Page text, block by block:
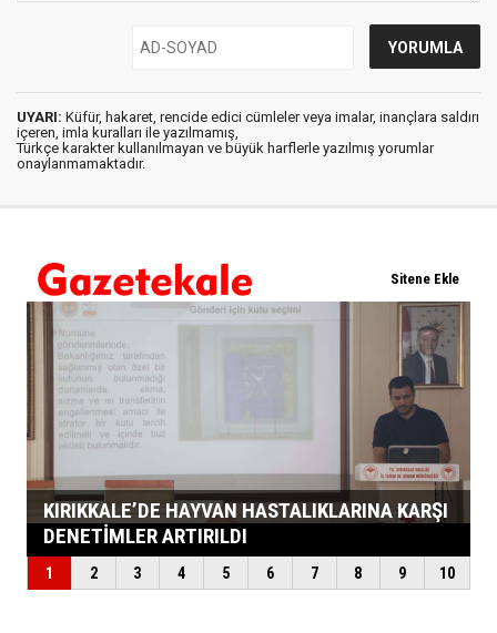
UYARI: Küfür, hakaret, rencide edici cümleler veya imalar, inançlara saldırı
içeren, imla kuralları ile yazılmamış,
Türkçe karakter kullanılmayan ve büyük harflerle yazılmış yorumlar
onaylanmamaktadır.